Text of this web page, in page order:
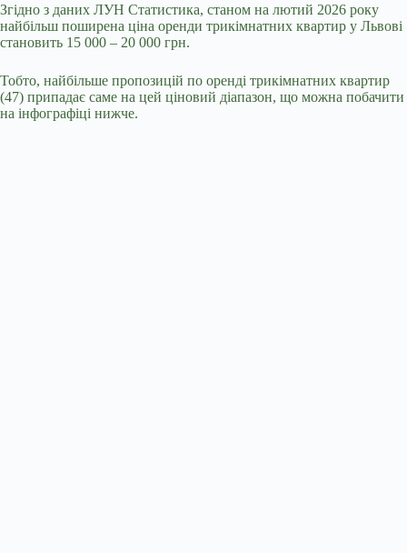
Згідно з даних ЛУН Статистика, станом на лютий 2026 року
найбільш поширена ціна оренди трикімнатних квартир у Львові
становить 15 000 – 20 000 грн.
Тобто, найбільше пропозицій по оренді трикімнатних квартир
(47) припадає саме на цей ціновий діапазон, що можна побачити
на інфографіці нижче.